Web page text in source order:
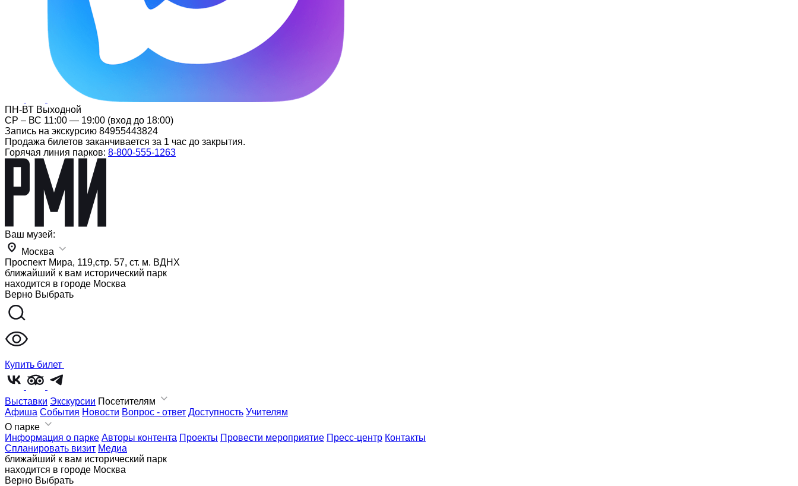
ПН-ВТ Выходной
СР – ВС 11:00 — 19:00 (вход до 18:00)
Запись на экскурсию 84955443824
Продажа билетов заканчивается за 1 час до закрытия.
Горячая линия парков: 8-800-555-1263
Ваш музей:
Москва
Проспект Мира, 119,стр. 57, ст. м. ВДНХ
ближайший к вам исторический парк
находится в городе Москва
Верно Выбрать
Купить билет
Выставки Экскурсии Посетителям
Афиша События Новости Вопрос - ответ Доступность Учителям
О парке
Информация о парке Авторы контента Проекты Провести мероприятие Пресс-центр Контакты
Спланировать визит Медиа
ближайший к вам исторический парк
находится в городе Москва
Верно Выбрать